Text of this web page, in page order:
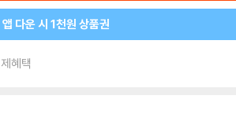
앱 다운 시 1천원 상품권
혜택